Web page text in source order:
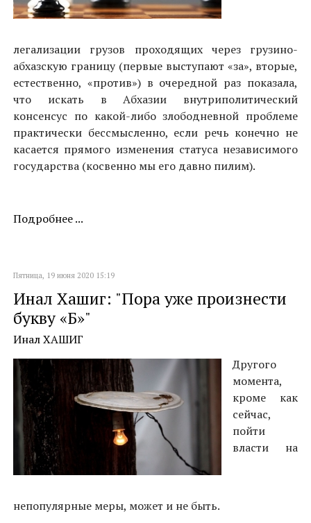
легализации грузов проходящих через грузино-
абхазскую границу (первые выступают «за», вторые,
естественно, «против») в очередной раз показала,
что искать в Абхазии внутриполитический
консенсус по какой-либо злободневной проблеме
практически бессмысленно, если речь конечно не
касается прямого изменения статуса независимого
государства (косвенно мы его давно пилим).
Подробнее ...
Пятница, 19 июня 2020 15:19
Инал Хашиг: "Пора уже произнести
букву «Б»"
Инал ХАШИГ
Другого
момента,
кроме как
сейчас,
пойти
власти на
непопулярные меры, может и не быть.